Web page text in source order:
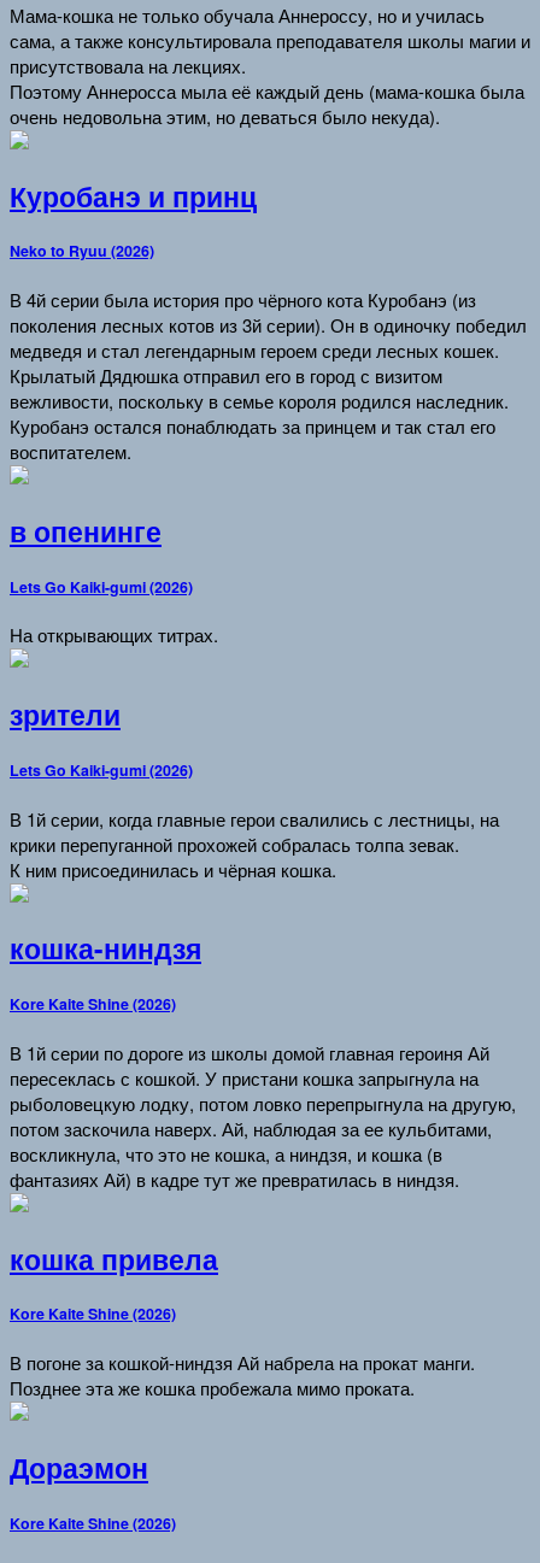
Мама-кошка не только обучала Аннероссу, но и училась
сама, а также консультировала преподавателя школы магии и
присутствовала на лекциях.
Поэтому Аннеросса мыла её каждый день (мама-кошка была
очень недовольна этим, но деваться было некуда).
Куробанэ и принц
Neko to Ryuu (2026)
В 4й серии была история про чёрного кота Куробанэ (из
поколения лесных котов из 3й серии). Он в одиночку победил
медведя и стал легендарным героем среди лесных кошек.
Крылатый Дядюшка отправил его в город с визитом
вежливости, поскольку в семье короля родился наследник.
Куробанэ остался понаблюдать за принцем и так стал его
воспитателем.
в опенинге
Lets Go Kaiki-gumi (2026)
На открывающих титрах.
зрители
Lets Go Kaiki-gumi (2026)
В 1й серии, когда главные герои свалились с лестницы, на
крики перепуганной прохожей собралась толпа зевак.
К ним присоединилась и чёрная кошка.
кошка-ниндзя
Kore Kaite Shine (2026)
В 1й серии по дороге из школы домой главная героиня Ай
пересеклась с кошкой. У пристани кошка запрыгнула на
рыболовецкую лодку, потом ловко перепрыгнула на другую,
потом заскочила наверх. Ай, наблюдая за ее кульбитами,
воскликнула, что это не кошка, а ниндзя, и кошка (в
фантазиях Ай) в кадре тут же превратилась в ниндзя.
кошка привела
Kore Kaite Shine (2026)
В погоне за кошкой-ниндзя Ай набрела на прокат манги.
Позднее эта же кошка пробежала мимо проката.
Дораэмон
Kore Kaite Shine (2026)